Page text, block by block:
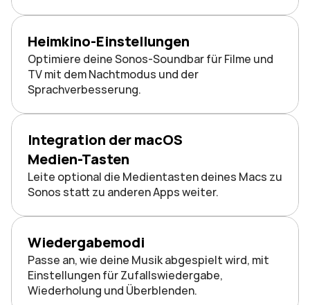
Heimkino-Einstellungen
Optimiere deine Sonos-Soundbar für Filme und
TV mit dem Nachtmodus und der
Sprachverbesserung.
Integration der macOS
Medien-Tasten
Leite optional die Medientasten deines Macs zu
Sonos statt zu anderen Apps weiter.
Wiedergabemodi
Passe an, wie deine Musik abgespielt wird, mit
Einstellungen für Zufallswiedergabe,
Wiederholung und Überblenden.